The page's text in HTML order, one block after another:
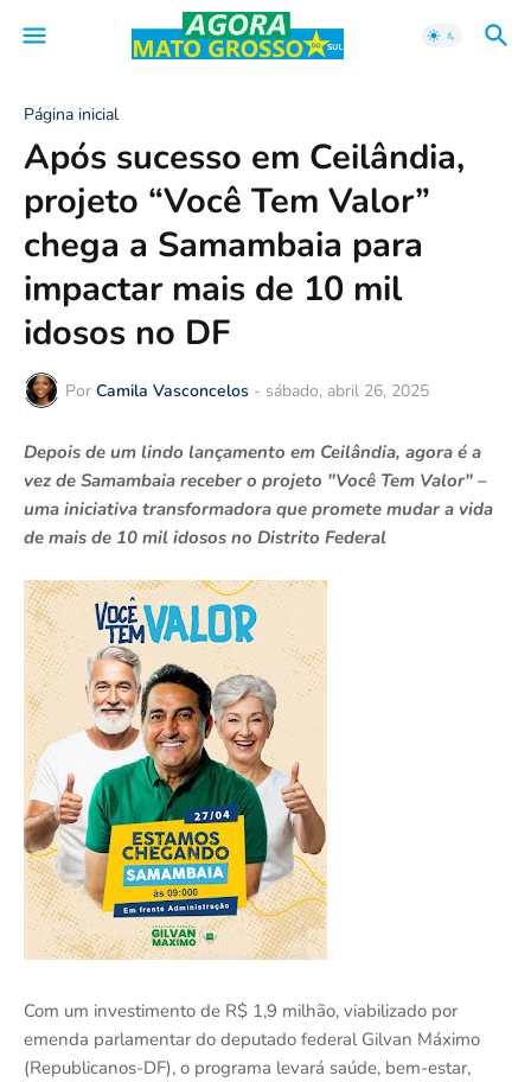
Página inicial
Após sucesso em Ceilândia,
projeto “Você Tem Valor”
chega a Samambaia para
impactar mais de 10 mil
idosos no DF
Por Camila Vasconcelos - sábado, abril 26, 2025
Depois de um lindo lançamento em Ceilândia, agora é a
vez de Samambaia receber o projeto "Você Tem Valor" –
uma iniciativa transformadora que promete mudar a vida
de mais de 10 mil idosos no Distrito Federal
Com um investimento de R$ 1,9 milhão, viabilizado por
emenda parlamentar do deputado federal Gilvan Máximo
(Republicanos-DF), o programa levará saúde, bem-estar,